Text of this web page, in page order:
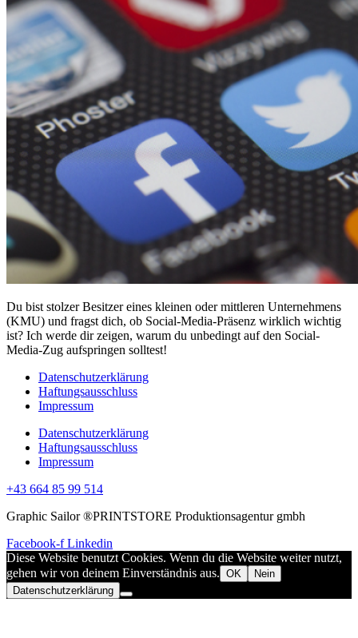
Du bist stolzer Besitzer eines kleinen oder mittleren Unternehmens
(KMU) und fragst dich, ob Social-Media-Präsenz wirklich wichtig
ist? Ich werde dir zeigen, warum du unbedingt auf den Social-
Media-Zug aufspringen solltest!
Datenschutzerklärung
Haftungsausschluss
Impressum
Datenschutzerklärung
Haftungsausschluss
Impressum
+43 664 85 99 514
Graphic Sailor ®PRINTSTORE Produktionsagentur gmbh
Facebook-f Linkedin
Diese Website benutzt Cookies. Wenn du die Website weiter nutzt,
gehen wir von deinem Einverständnis aus. OK
Nein
Datenschutzerklärung